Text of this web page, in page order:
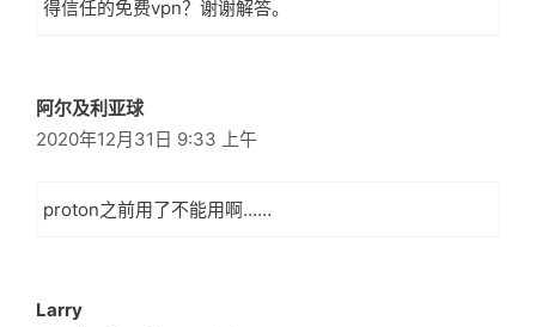
得信任的免费vpn？谢谢解答。
阿尔及利亚球
2020年12月31日 9:33 上午
proton之前用了不能用啊……
Larry